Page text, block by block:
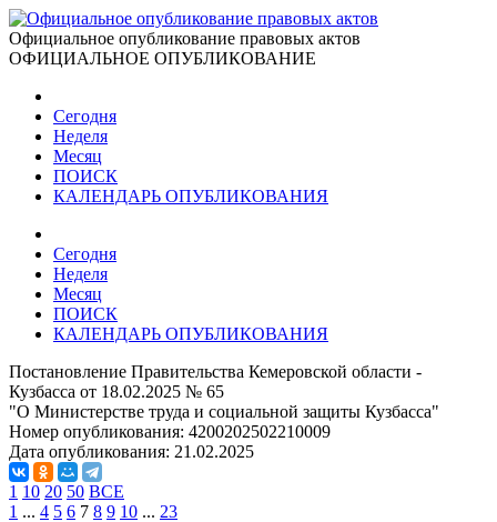
Официальное опубликование правовых актов
ОФИЦИАЛЬНОЕ ОПУБЛИКОВАНИЕ
Сегодня
Неделя
Месяц
ПОИСК
КАЛЕНДАРЬ ОПУБЛИКОВАНИЯ
Сегодня
Неделя
Месяц
ПОИСК
КАЛЕНДАРЬ ОПУБЛИКОВАНИЯ
Постановление Правительства Кемеровской области -
Кузбасса от 18.02.2025 № 65
"О Министерстве труда и социальной защиты Кузбасса"
Номер опубликования: 4200202502210009
Дата опубликования: 21.02.2025
1 10 20 50 ВСЕ
1 ... 4 5 6 7 8 9 10 ... 23